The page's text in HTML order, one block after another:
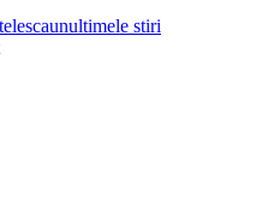
telescaunultimele stiri